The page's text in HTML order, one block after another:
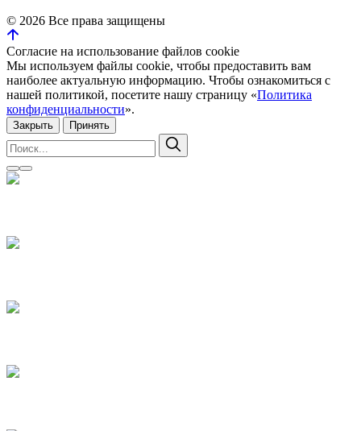
© 2026 Все права защищены
Согласие на использование файлов cookie
Мы используем файлы cookie, чтобы предоставить вам
наиболее актуальную информацию. Чтобы ознакомиться с
нашей политикой, посетите нашу страницу «Политика
конфиденциальности».
Закрыть Принять
Искать:
Поиск